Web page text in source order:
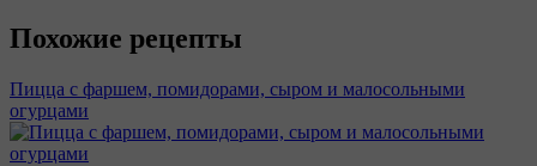
Похожие рецепты
Пицца с фаршем, помидорами, сыром и малосольными
огурцами